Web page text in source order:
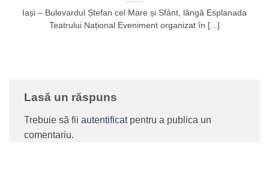
Iași – Bulevardul Ștefan cel Mare și Sfânt, lângă Esplanada
Teatrului Național Eveniment organizat în [...]
Lasă un răspuns
Trebuie să fii autentificatpentru a publica un
comentariu.